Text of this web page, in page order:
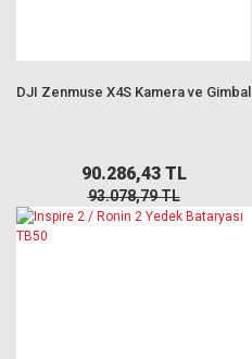
DJI Zenmuse X4S Kamera ve Gimbal
90.286,43 TL
93.078,79 TL